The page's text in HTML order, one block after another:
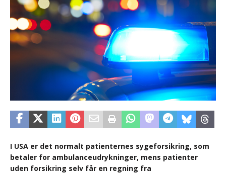
I USA er det normalt patienternes sygeforsikring, som
betaler for ambulanceudrykninger, mens patienter
uden forsikring selv får en regning fra